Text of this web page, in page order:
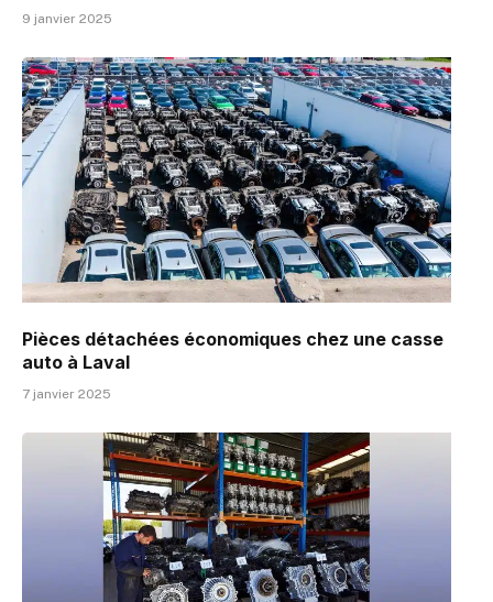
9 janvier 2025
Pièces détachées économiques chez une casse
auto à Laval
7 janvier 2025